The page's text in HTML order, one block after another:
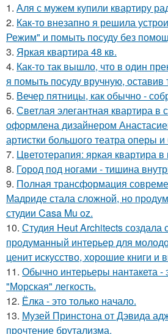
1. Аля с мужем купили квартиру
2. Как-то внезапно я решила
Режим" и помыть посуду без
3. Яркая квартира 48 кв.
4. Как-то так вышло, что в один
я помыть посуду вручную, оставив
5. Вечер пятницы, как обычно -
6. Светлая элегантная квартира
оформлена дизайнером
артистки большого театра оперы
7. Цветотерапия: яркая квартира в
8. Город под ногами - тишина
9. Полная трансформация
Мадриде стала сложной, но
студии Casa Mu oz.
10. Студия Heut Architects создала
продуманный интерьер для
ценит искусство, хорошие книги и
11. Обычно интерьеры нантакета -
"Морская" легкость.
12. Ёлка - это только начало.
13. Музей Принстона от Дэвида
прочтение брутализма.